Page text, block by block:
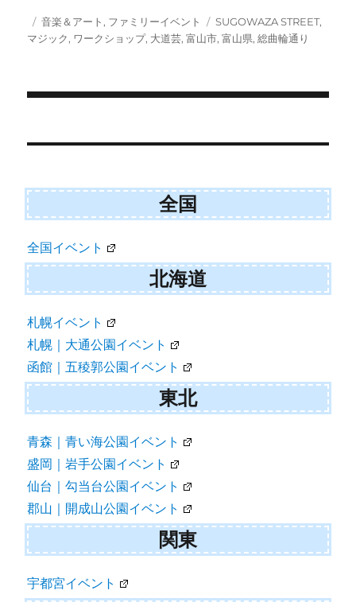
w
i
t
)
e
o
i
投
稿
カ
テ
音楽＆アート, ファミリーイベント
タ
グ
SUGOWAZA STREET,
マジック, ワークショップ, 大道芸,富山市,富山県,総曲輪通り
稿
ナ
ビ
ゲ
ー
シ
ョ
ン
全国
全国イベント
北海道
札幌イベント
札幌｜大通公園イベント
函館｜五稜郭公園イベント
東北
青森｜青い海公園イベント
盛岡｜岩手公園イベント
仙台｜勾当台公園イベント
郡山｜開成山公園イベント
関東
宇都宮イベント